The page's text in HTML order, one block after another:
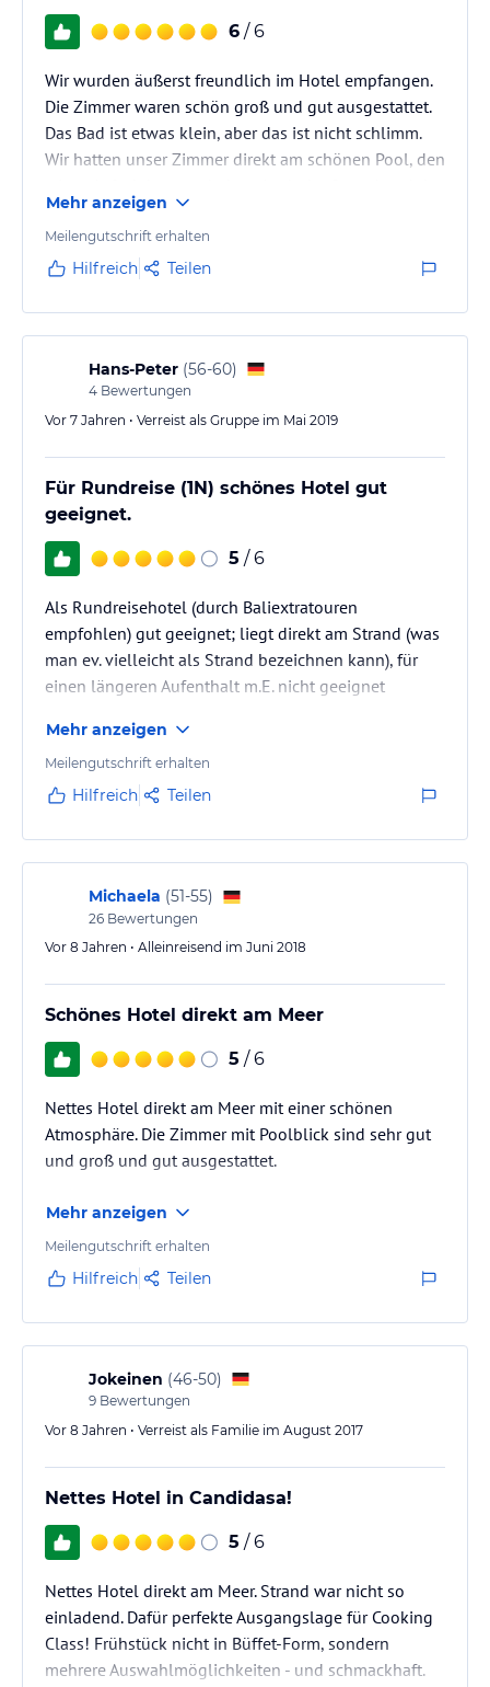
6 / 6
Wir wurden äußerst freundlich im Hotel empfangen.
Die Zimmer waren schön groß und gut ausgestattet.
Das Bad ist etwas klein, aber das ist nicht schlimm.
Wir hatten unser Zimmer direkt am schönen Pool, den
Meer sind direkt vor der Tür. Das Essen im
angeschlossenen Restaurant ist geschmackvoll, aber
relativ teuer. Das Frühstück ist übersichtlich, aber
erreichbar. Besonders empfehlenswert ist die Cooking
Class im Hotel…
Mehr anzeigen
Meilengutschrift erhalten
Hilfreich Teilen
Hans-Peter (56-60)
4 Bewertungen
Vor 7 Jahren • Verreist als Gruppe im Mai 2019
Für Rundreise (1N) schönes Hotel gut
geeignet.
5 / 6
Als Rundreisehotel (durch Baliextratouren
empfohlen) gut geeignet; liegt direkt am Strand (was
man ev. vielleicht als Strand bezeichnen kann), für
einen längeren Aufenthalt m.E. nicht geeignet
Mehr anzeigen
Meilengutschrift erhalten
Hilfreich Teilen
Michaela (51-55)
26 Bewertungen
Vor 8 Jahren • Alleinreisend im Juni 2018
Schönes Hotel direkt am Meer
5 / 6
Nettes Hotel direkt am Meer mit einer schönen
Atmosphäre. Die Zimmer mit Poolblick sind sehr gut
und groß und gut ausgestattet.
Mehr anzeigen
Meilengutschrift erhalten
Hilfreich Teilen
Jokeinen (46-50)
9 Bewertungen
Vor 8 Jahren • Verreist als Familie im August 2017
Nettes Hotel in Candidasa!
5 / 6
Nettes Hotel direkt am Meer. Strand war nicht so
einladend. Dafür perfekte Ausgangslage für Cooking
Class! Frühstück nicht in Büffet-Form, sondern
mehrere Auswahlmöglichkeiten - und schmackhaft.